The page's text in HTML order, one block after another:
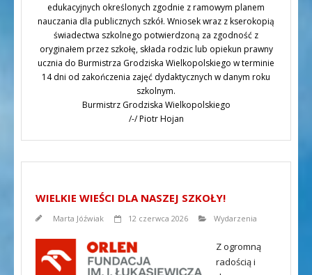
edukacyjnych określonych zgodnie z ramowym planem
nauczania dla publicznych szkół. Wniosek wraz z kserokopią
świadectwa szkolnego potwierdzoną za zgodność z
oryginałem przez szkołę, składa rodzic lub opiekun prawny
ucznia do Burmistrza Grodziska Wielkopolskiego w terminie
14 dni od zakończenia zajęć dydaktycznych w danym roku
szkolnym.
Burmistrz Grodziska Wielkopolskiego
/-/ Piotr Hojan
WIELKIE WIEŚCI DLA NASZEJ SZKOŁY!
Marta Jóźwiak 12 czerwca 2026 Wydarzenia
Z ogromną
radością i